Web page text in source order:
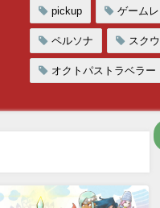
pickup ゲーム
ペルソナ スク
オクトパストラベラー